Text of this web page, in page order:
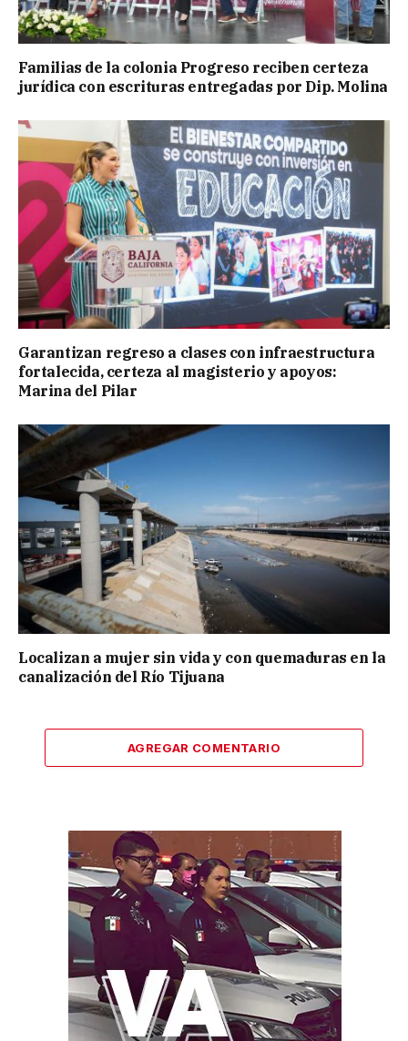
Familias de la colonia Progreso reciben certeza
jurídica con escrituras entregadas por Dip. Molina
Garantizan regreso a clases con infraestructura
fortalecida, certeza al magisterio y apoyos:
Marina del Pilar
Localizan a mujer sin vida y con quemaduras en la
canalización del Río Tijuana
AGREGAR COMENTARIO